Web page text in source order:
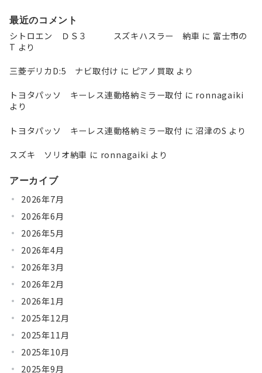
最近のコメント
シトロエン ＤＳ３ スズキハスラー 納車 に 富士市の
T より
三菱デリカD:5 ナビ取付け に ピアノ買取 より
トヨタパッソ キーレス連動格納ミラー取付 に ronnagaiki
より
トヨタパッソ キーレス連動格納ミラー取付 に沼津のS より
スズキ ソリオ納車 に ronnagaiki より
アーカイブ
2026年7月
2026年6月
2026年5月
2026年4月
2026年3月
2026年2月
2026年1月
2025年12月
2025年11月
2025年10月
2025年9月